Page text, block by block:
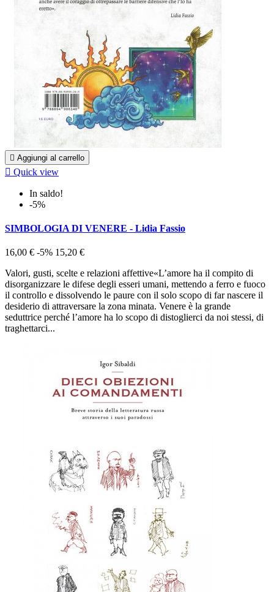
 Aggiungi al carrello
 Quick view
In saldo!
-5%
SIMBOLOGIA DI VENERE - Lidia Fassio
16,00 € -5% 15,20 €
Valori, gusti, scelte e relazioni affettive«L’amore ha il compito di
disorganizzare le difese degli esseri umani, mettendo a ferro e fuoco
il controllo e dissolvendo le paure con il solo scopo di far nascere il
desiderio di attraversare la zona minata. Venere è la grande
seduttrice perché l’amore ha lo scopo di distoglierci da noi stessi, di
traghettarci...